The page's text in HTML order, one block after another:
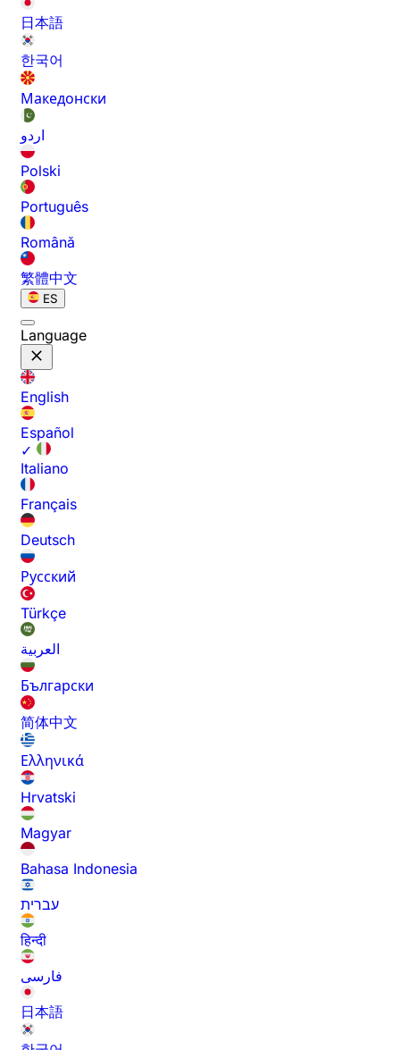
日本語
한국어
Македонски
اردو
Polski
Português
Română
繁體中文
ES
Language
English
Español
✓
Italiano
Français
Deutsch
Русский
Türkçe
العربية
Български
简体中文
Ελληνικά
Hrvatski
Magyar
Bahasa Indonesia
עברית
हिन्दी
فارسی
日本語